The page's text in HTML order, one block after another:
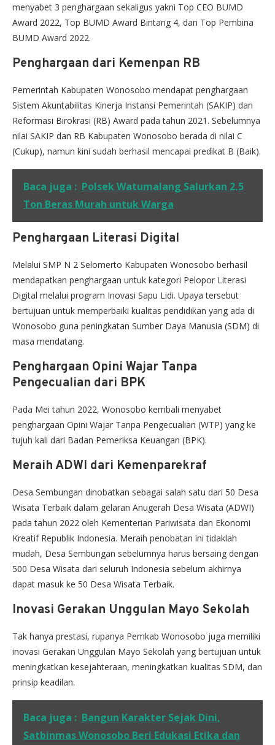
menyabet 3 penghargaan sekaligus yakni Top CEO BUMD
Award 2022, Top BUMD Award Bintang 4, dan Top Pembina
BUMD Award 2022.
Penghargaan dari Kemenpan RB
Pemerintah Kabupaten Wonosobo mendapat penghargaan
Sistem Akuntabilitas Kinerja Instansi Pemerintah (SAKIP) dan
Reformasi Birokrasi (RB) Award pada tahun 2021. Sebelumnya
nilai SAKIP dan RB Kabupaten Wonosobo berada di nilai C
(Cukup), namun kini sudah berhasil mencapai predikat B (Baik).
Baca juga : Polsek Watumalang Salurkan 2,5
Ton Beras Murah untuk Warga
Penghargaan Literasi Digital
Melalui SMP N 2 Selomerto Kabupaten Wonosobo berhasil
mendapatkan penghargaan untuk kategori Pelopor Literasi
Digital melalui program Inovasi Sapu Lidi. Upaya tersebut
bertujuan untuk memperbaiki kualitas pendidikan yang ada di
Wonosobo guna peningkatan Sumber Daya Manusia (SDM) di
masa mendatang.
Penghargaan Opini Wajar Tanpa
Pengecualian dari BPK
Pada Mei tahun 2022, Wonosobo kembali menyabet
penghargaan Opini Wajar Tanpa Pengecualian (WTP) yang ke
tujuh kali dari Badan Pemeriksa Keuangan (BPK).
Meraih ADWI dari Kemenparekraf
Desa Sembungan dinobatkan sebagai salah satu dari 50 Desa
Wisata Terbaik dalam gelaran Anugerah Desa Wisata (ADWI)
pada tahun 2022 oleh Kementerian Pariwisata dan Ekonomi
Kreatif Republik Indonesia. Meraih penobatan ini tidaklah
mudah, Desa Sembungan sebelumnya harus bersaing dengan
500 Desa Wisata dari seluruh Indonesia sebelum akhirnya
dapat masuk ke 50 Desa Wisata Terbaik.
Inovasi Gerakan Unggulan Mayo Sekolah
Tak hanya prestasi, rupanya Pemkab Wonosobo juga memiliki
inovasi Gerakan Unggulan Mayo Sekolah yang bertujuan untuk
meningkatkan kesejahteraan, meningkatkan kualitas SDM, dan
prinsip keadilan.
Baca juga : Bangun Karakter Sejak Dini,
Satbinmas Wonosobo Beri Edukasi Etika dan